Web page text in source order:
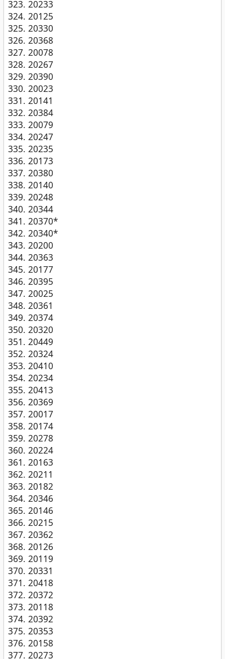
20233
20125
20330
20368
20078
20267
20390
20023
20141
20384
20079
20247
20235
20173
20380
20140
20248
20344
20370*
20340*
20200
20363
20177
20395
20025
20361
20374
20320
20449
20324
20410
20234
20413
20369
20017
20174
20278
20224
20163
20211
20182
20346
20146
20215
20362
20126
20119
20331
20418
20372
20118
20392
20353
20158
20273